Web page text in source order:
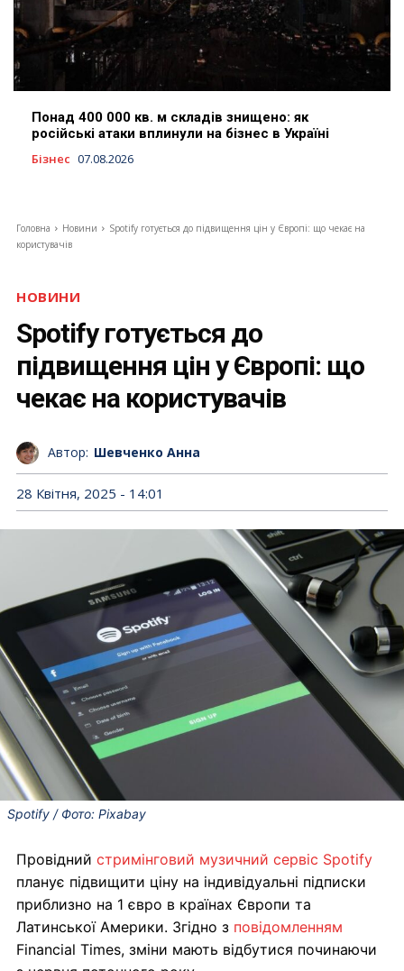
Понад 400 000 кв. м складів знищено: як
російські атаки вплинули на бізнес в Україні
Бізнес 07.08.2026